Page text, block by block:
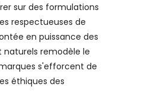
sur des formulations
respectueuses de
en puissance des
remodèle le
s'efforcent de
éthiques des